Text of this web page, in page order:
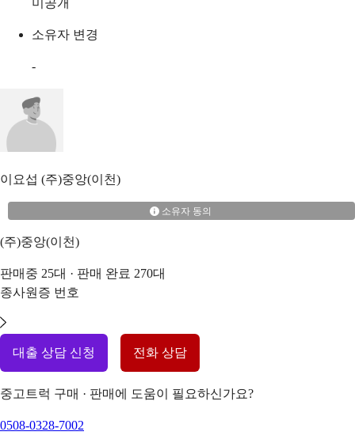
미공개
소유자 변경
-
이요섭 (주)중앙(이천)
소유자 동의
(주)중앙(이천)
판매중 25대 · 판매 완료 270대
종사원증 번호
대출 상담 신청 전화 상담
중고트럭 구매 · 판매에 도움이 필요하신가요?
0508-0328-7002